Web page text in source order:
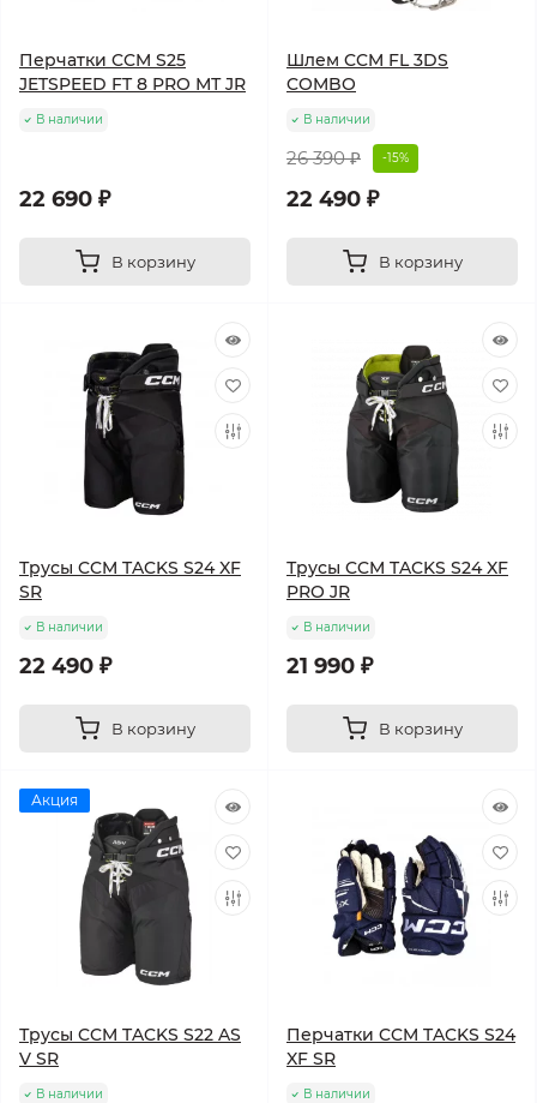
Перчатки CCM S25
JETSPEED FT 8 PRO МТ JR
В наличии
22 690 ₽
В корзину
Шлем CCM FL 3DS
COMBO
В наличии
26 390 ₽ -15%
22 490 ₽
В корзину
Трусы CCM TACKS S24 XF
SR
В наличии
22 490 ₽
В корзину
Трусы CCM TACKS S24 XF
PRO JR
В наличии
21 990 ₽
В корзину
Акция
Трусы CCM TACKS S22 AS
V SR
В наличии
Перчатки CCM TACKS S24
XF SR
В наличии